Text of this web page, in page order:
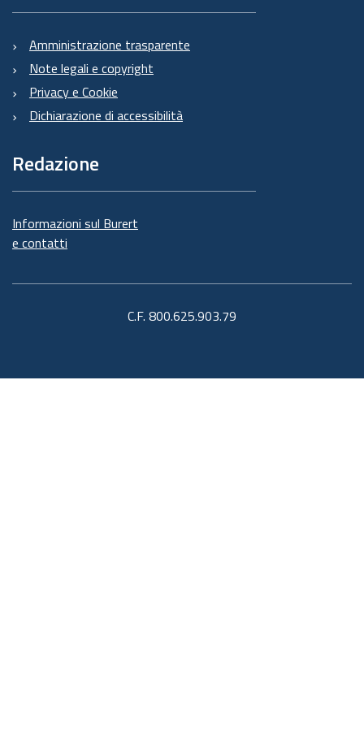
Amministrazione trasparente
Note legali e copyright
Privacy e Cookie
Dichiarazione di accessibilità
Redazione
Informazioni sul Burert
e contatti
C.F. 800.625.903.79